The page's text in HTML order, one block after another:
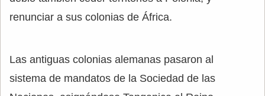
renunciar a sus colonias de África.
Las antiguas colonias alemanas pasaron al
sistema de mandatos de la Sociedad de las